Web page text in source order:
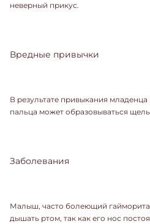
неверный прикус.
Вредные привычки
В результате привыкания
пальца может образовываться
Заболевания
Малыш, часто болеющий
дышать ртом, так как его нос